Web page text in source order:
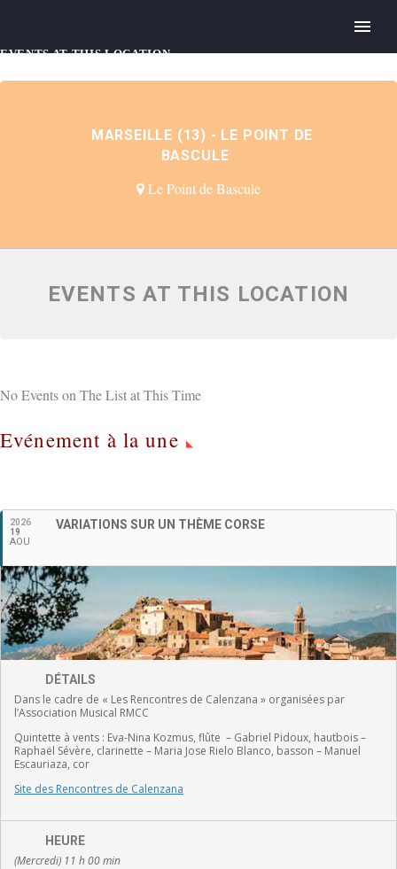
Français
EVENTS AT THIS LOCATION
MARSEILLE (13) - LE POINT DE
BASCULE
Le Point de Bascule
EVENTS AT THIS LOCATION
No Events on The List at This Time
Evénement à la une
2026
19
AOU
VARIATIONS SUR UN THÈME CORSE
DÉTAILS
Dans le cadre de « Les Rencontres de Calenzana » organisées par
l’Association Musical RMCC
Quintette à vents : Eva-Nina Kozmus, flûte – Gabriel Pidoux, hautbois –
Raphaël Sévère, clarinette – Maria Jose Rielo Blanco, basson – Manuel
Escauriaza, cor
Site des Rencontres de Calenzana
HEURE
(Mercredi) 11 h 00 min